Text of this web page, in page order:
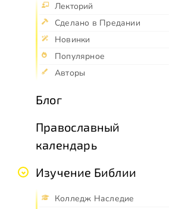
Лекторий
Сделано в Предании
Новинки
Популярное
Авторы
Блог
Православный
календарь
Изучение Библии
Колледж Наследие